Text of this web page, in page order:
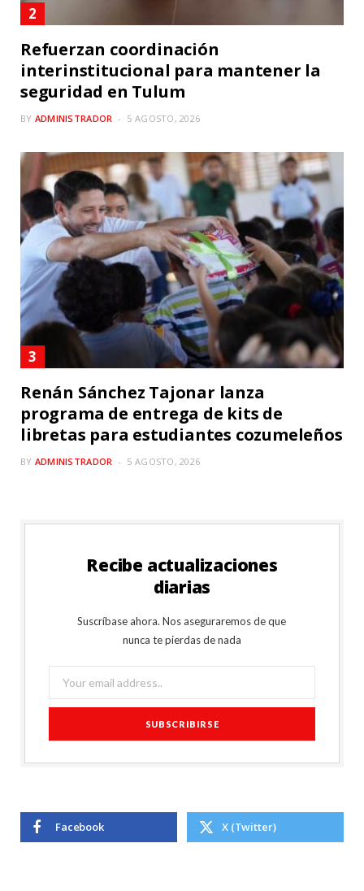
Refuerzan coordinación
interinstitucional para mantener la
seguridad en Tulum
BY ADMINISTRADOR 5 AGOSTO, 2026
Renán Sánchez Tajonar lanza
programa de entrega de kits de
libretas para estudiantes cozumeleños
BY ADMINISTRADOR 5 AGOSTO, 2026
Recibe actualizaciones
diarias
Suscríbase ahora. Nos aseguraremos de que
nunca te pierdas de nada
Facebook X (Twitter)